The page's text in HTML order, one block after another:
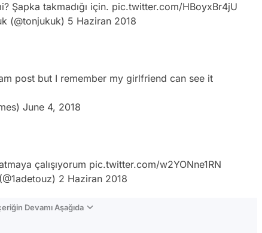
Şapka takmadığı için. pic.twitter.com/HBoyxBr4jU
(@tonjukuk) 5 Haziran 2018
post but I remember my girlfriend can see it
June 4, 2018
çalışıyorum pic.twitter.com/w2YONne1RN
2 Haziran 2018
Devamı Aşağıda